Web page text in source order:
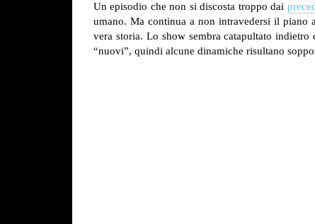
Un episodio che non si discosta troppo dai
umano. Ma continua a non intravedersi il piano
vera storia. Lo show sembra catapultato
“nuovi”, quindi alcune dinamiche risultano